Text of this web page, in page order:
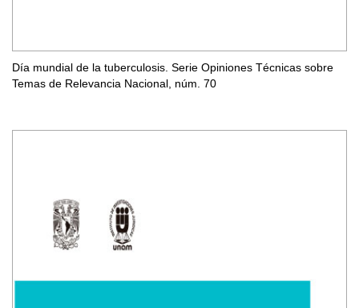
Día mundial de la tuberculosis. Serie Opiniones Técnicas sobre
Temas de Relevancia Nacional, núm. 70